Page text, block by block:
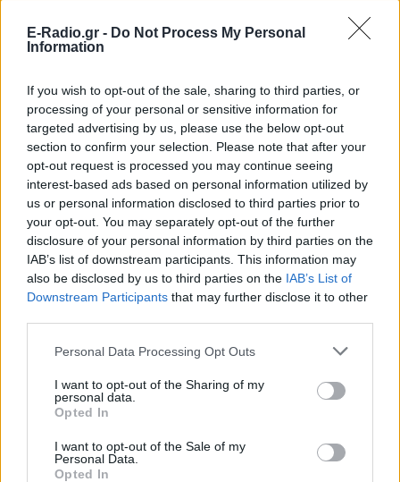
E-Radio.gr - Do Not Process My Personal
Information
If you wish to opt-out of the sale, sharing to third parties, or
processing of your personal or sensitive information for
targeted advertising by us, please use the below opt-out
section to confirm your selection. Please note that after your
opt-out request is processed you may continue seeing
interest-based ads based on personal information utilized by
us or personal information disclosed to third parties prior to
your opt-out. You may separately opt-out of the further
disclosure of your personal information by third parties on the
IAB’s list of downstream participants. This information may
also be disclosed by us to third parties on the IAB’s List of
Downstream Participants that may further disclose it to other
Personal Data Processing Opt Outs
I want to opt-out of the Sharing of my
personal data.
Opted In
I want to opt-out of the Sale of my
Personal Data.
Opted In
ΔΕΙΤΕ ΕΠΙΣΗΣ
ΣΤΗΝ ΙΔΙΑ ΚΑΤΗΓΟΡΙΑ
από μπαλκόνι – Δέντρο